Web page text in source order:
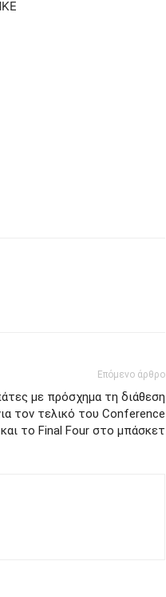
Επόμενο άρθρο
με πρόσχημα τη διάθεση
τον τελικό του Conference
το Final Four στο μπάσκετ